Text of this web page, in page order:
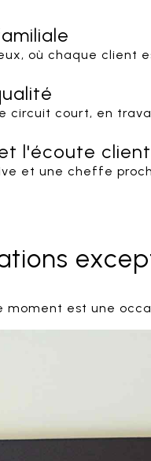
où chaque client
circuit court, en
l'écoute client
et une cheffe
moment est une